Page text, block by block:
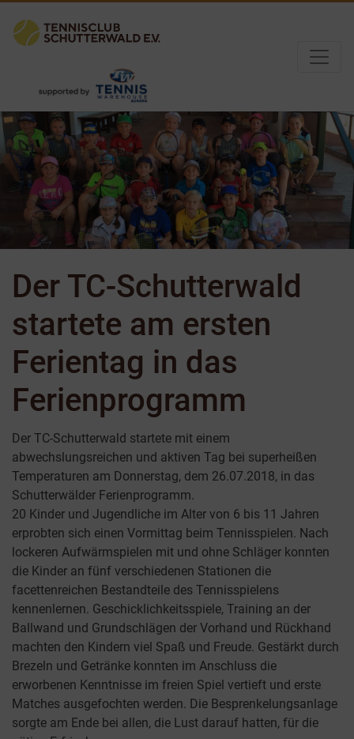
Der TC-Schutterwald
startete am ersten
Ferientag in das
Ferienprogramm
Der TC-Schutterwald startete mit einem
abwechslungsreichen und aktiven Tag bei superheißen
Temperaturen am Donnerstag, dem 26.07.2018, in das
Schutterwälder Ferienprogramm.
20 Kinder und Jugendliche im Alter von 6 bis 11 Jahren
erprobten sich einen Vormittag beim Tennisspielen. Nach
lockeren Aufwärmspielen mit und ohne Schläger konnten
die Kinder an fünf verschiedenen Stationen die
facettenreichen Bestandteile des Tennisspielens
kennenlernen. Geschicklichkeitsspiele, Training an der
Ballwand und Grundschlägen der Vorhand und Rückhand
machten den Kindern viel Spaß und Freude. Gestärkt durch
Brezeln und Getränke konnten im Anschluss die
erworbenen Kenntnisse im freien Spiel vertieft und erste
Matches ausgefochten werden. Die Besprenkelungsanlage
sorgte am Ende bei allen, die Lust darauf hatten, für die